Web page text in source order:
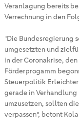
Veranlagung bereits
Verrechnung in den
"Die Bundesregierung
umgesetzten und
in der Coronakrise,
Förderprogamm
Steuerpolitik
gerade in
umzusetzen, sollten
verpassen", betont